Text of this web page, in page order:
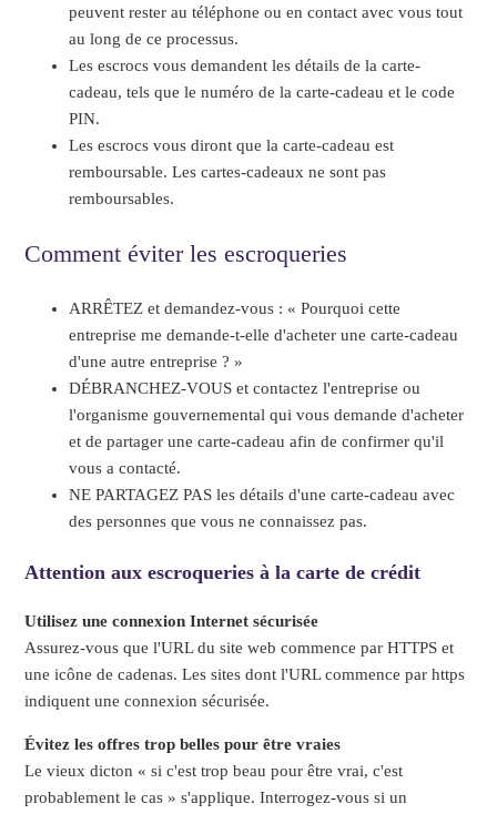
peuvent rester au téléphone ou en contact avec vous tout
au long de ce processus.
Les escrocs vous demandent les détails de la carte-
cadeau, tels que le numéro de la carte-cadeau et le code
PIN.
Les escrocs vous diront que la carte-cadeau est
remboursable. Les cartes-cadeaux ne sont pas
remboursables.
Comment éviter les escroqueries
ARRÊTEZ et demandez-vous : « Pourquoi cette
entreprise me demande-t-elle d'acheter une carte-cadeau
d'une autre entreprise ? »
DÉBRANCHEZ-VOUS et contactez l'entreprise ou
l'organisme gouvernemental qui vous demande d'acheter
et de partager une carte-cadeau afin de confirmer qu'il
vous a contacté.
NE PARTAGEZ PAS les détails d'une carte-cadeau avec
des personnes que vous ne connaissez pas.
Attention aux escroqueries à la carte de crédit
Utilisez une connexion Internet sécurisée
Assurez-vous que l'URL du site web commence par HTTPS et
une icône de cadenas. Les sites dont l'URL commence par https
indiquent une connexion sécurisée.
Évitez les offres trop belles pour être vraies
Le vieux dicton « si c'est trop beau pour être vrai, c'est
probablement le cas » s'applique. Interrogez-vous si un